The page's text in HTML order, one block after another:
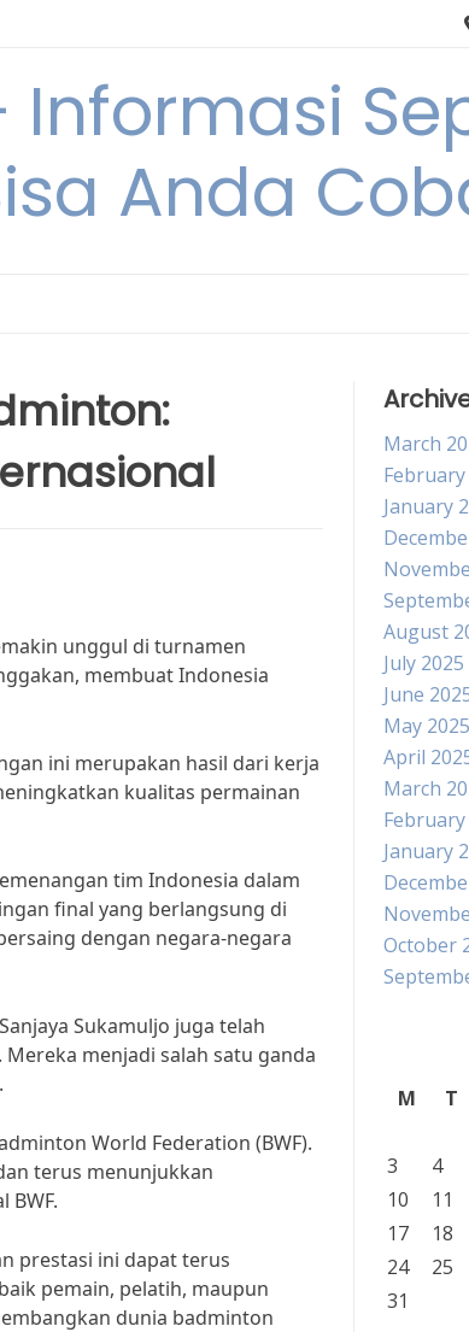
Informasi
Anda
unggul di turnamen
membuat Indonesia
ini merupakan hasil dari kerja
kualitas permainan
tim Indonesia dalam
final yang berlangsung di
dengan negara-negara
Sukamuljo juga telah
menjadi salah satu ganda
World Federation (BWF).
terus menunjukkan
BWF.
prestasi ini dapat terus
pemain, pelatih, maupun
dunia badminton
March
February
January
August
July 2025
June
May 2025
April
March
February
January
October
M
T
3
4
10
11
17
18
24
25
31